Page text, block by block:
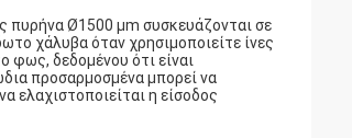
πυρήνα Ø1500 μm συσκευάζονται σε
χάλυβα όταν χρησιμοποιείτε ίνες
φως, δεδομένου ότι είναι
προσαρμοσμένα μπορεί να
ελαχιστοποιείται η είσοδος